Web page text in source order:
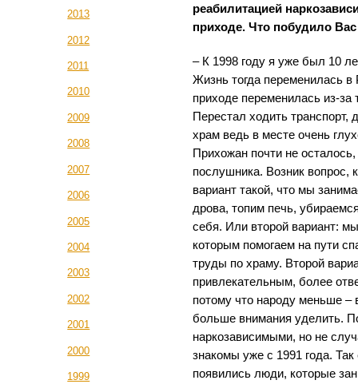
2013
2012
2011
2010
2009
2008
2007
2006
2005
2004
2003
2002
2001
2000
1999
реабилитацией
приходе. Что побудило Вас
– К 1998 году я уже был 10
Жизнь тогда переменилась в
приходе переменилась из-за
Перестал ходить транспорт,
храм ведь в месте очень
Прихожан почти не
послушника. Возник
вариант такой, что мы
дрова, топим печь,
себя. Или второй вариант:
которым помогаем на пути
труды по храму. Второй
привлекательным, более
потому что народу меньше
больше внимания уделить.
наркозависимыми, но не
знакомы уже с 1991 года.
появились люди, которые